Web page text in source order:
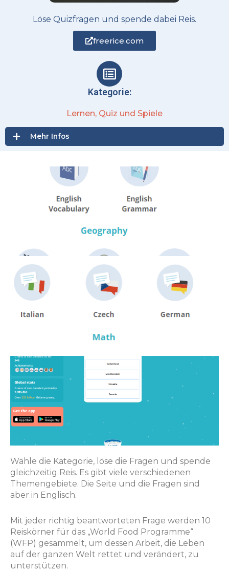
Löse Quizfragen und spende dabei Reis.
freerice.com
Kategorie:
Lernen, Quiz und Spiele
Mehr Infos
Wähle die Kategorie, löse die Fragen und spende
gleichzeitig Reis. Es gibt viele verschiedenen
Themengebiete. Die Seite und die Fragen sind
aber in Englisch.
Mit jeder richtig beantworteten Frage werden 10
Reiskörner für das „World Food Programme“
(WFP) gesammelt, um dessen Arbeit, die Leben
auf der ganzen Welt rettet und verändert, zu
unterstützen.